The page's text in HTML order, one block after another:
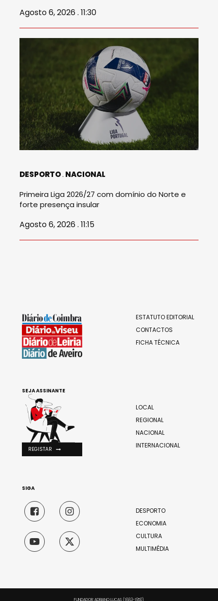
Agosto 6, 2026 . 11:30
DESPORTO NACIONAL
Primeira Liga 2026/27 com domínio do Norte e
forte presença insular
Agosto 6, 2026 . 11:15
ESTATUTO EDITORIAL
CONTACTOS
FICHA TÉCNICA
LOCAL
REGIONAL
NACIONAL
INTERNACIONAL
DESPORTO
ECONOMIA
CULTURA
MULTIMÉDIA
SEJA ASSINANTE
REGISTAR
SIGA
FUNDADOR: ADRIANO LUCAS (1883-1950)